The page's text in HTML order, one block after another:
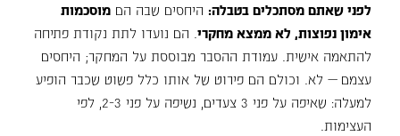
לפני שאתם מסתכלים בטבלה: היחסים שבה הם מוסכמות
אימון נפוצות, לא ממצא מחקרי . הם נועדו לתת נקודת פתיחה
להתאמה אישית. עמודת ההסבר מבוססת על המחקר; היחסים
עצמם — לא. וכולם הם פירוט של אותו כלל פשוט שכבר הופיע
למעלה: שאיפה על פני 3 צעדים, נשיפה על פני 2-3, לפי
העצימות.